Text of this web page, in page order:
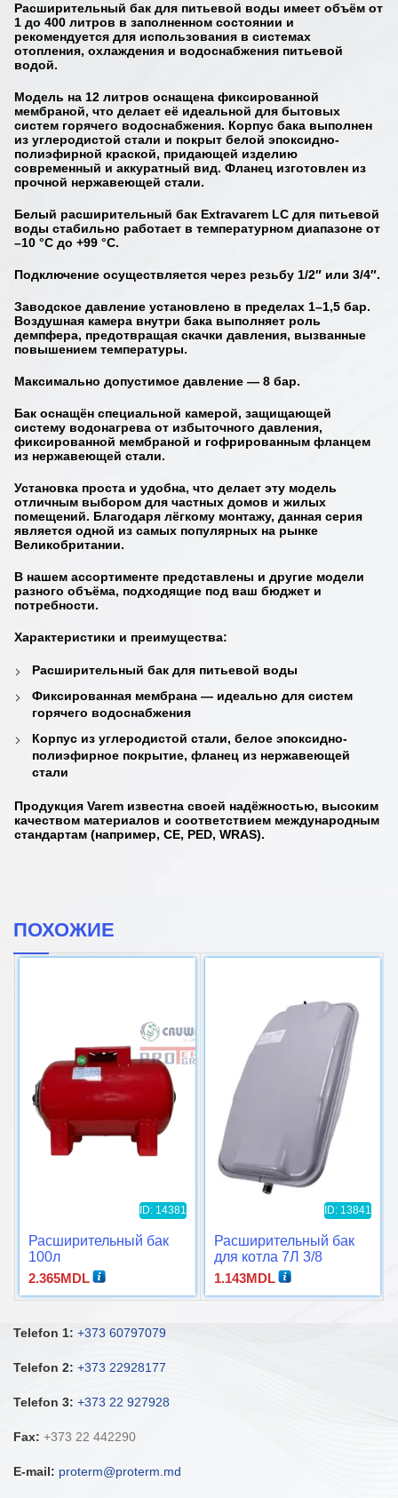
Расширительный бак для питьевой воды имеет объём от
1 до 400 литров в заполненном состоянии и
рекомендуется для использования в системах
отопления, охлаждения и водоснабжения питьевой
водой.
Модель на 12 литров оснащена фиксированной
мембраной, что делает её идеальной для бытовых
систем горячего водоснабжения. Корпус бака выполнен
из углеродистой стали и покрыт белой эпоксидно-
полиэфирной краской, придающей изделию
современный и аккуратный вид. Фланец изготовлен из
прочной нержавеющей стали.
Белый расширительный бак Extravarem LC для питьевой
воды стабильно работает в температурном диапазоне от
–10 °C до +99 °C.
Подключение осуществляется через резьбу 1/2″ или 3/4″.
Заводское давление установлено в пределах 1–1,5 бар.
Воздушная камера внутри бака выполняет роль
демпфера, предотвращая скачки давления, вызванные
повышением температуры.
Максимально допустимое давление — 8 бар.
Бак оснащён специальной камерой, защищающей
систему водонагрева от избыточного давления,
фиксированной мембраной и гофрированным фланцем
из нержавеющей стали.
Установка проста и удобна, что делает эту модель
отличным выбором для частных домов и жилых
помещений. Благодаря лёгкому монтажу, данная серия
является одной из самых популярных на рынке
Великобритании.
В нашем ассортименте представлены и другие модели
разного объёма, подходящие под ваш бюджет и
потребности.
Характеристики и преимущества:
Расширительный бак для питьевой воды
Фиксированная мембрана — идеально для систем
горячего водоснабжения
Корпус из углеродистой стали, белое эпоксидно-
полиэфирное покрытие, фланец из нержавеющей
стали
Продукция Varem известна своей надёжностью, высоким
качеством материалов и соответствием международным
стандартам (например, CE, PED, WRAS).
ПОХОЖИЕ
ID: 14381
Расширительный бак
100л
2.365MDL
ID: 13841
Расширительный бак
для котла 7Л 3/8
прямоугольный
1.143MDL
Telefon 1: +373 60797079
Telefon 2: +373 22928177
Telefon 3: +373 22 927928
Fax: +373 22 442290
E-mail: proterm@proterm.md